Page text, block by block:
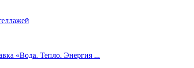
«Вода. Тепло. Энергия ...